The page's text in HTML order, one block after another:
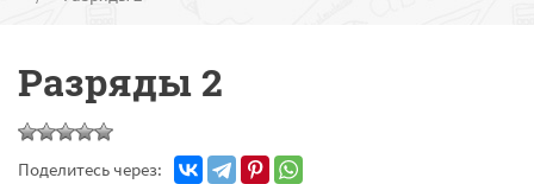
Разряды 2
Поделитесь через: